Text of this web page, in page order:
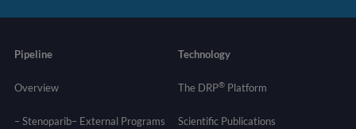
Pipeline
Overview
– Stenoparib– External Programs
Technology
The DRP® Platform
Scientific Publications